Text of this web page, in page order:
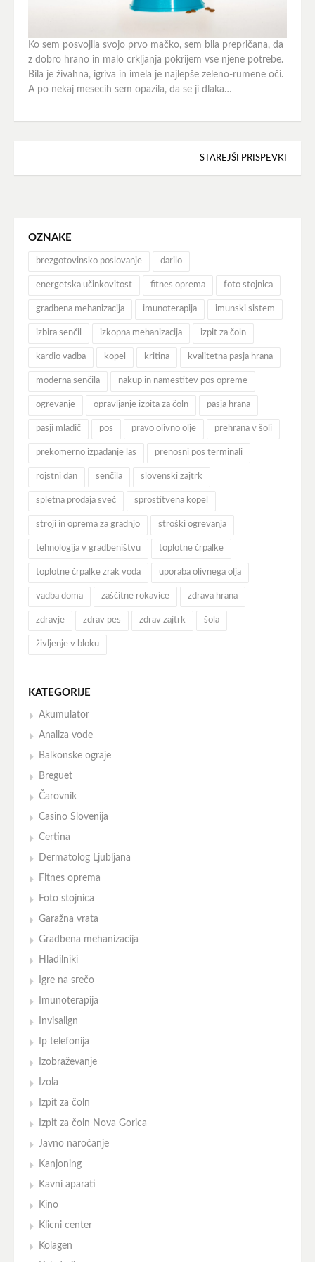
Ko sem posvojila svojo prvo mačko, sem bila prepričana, da
z dobro hrano in malo crkljanja pokrijem vse njene potrebe.
Bila je živahna, igriva in imela je najlepše zeleno-rumene oči.
A po nekaj mesecih sem opazila, da se ji dlaka…
STAREJŠI PRISPEVKI
OZNAKE
brezgotovinsko poslovanje darilo
energetska učinkovitost fitnes oprema foto stojnica
gradbena mehanizacija imunoterapija imunski sistem
izbira senčil izkopna mehanizacija izpit za čoln
kardio vadba kopel kritina kvalitetna pasja hrana
moderna senčila nakup in namestitev pos opreme
ogrevanje opravljanje izpita za čoln pasja hrana
pasji mladič pos pravo olivno olje prehrana v šoli
prekomerno izpadanje las prenosni pos terminali
rojstni dan senčila slovenski zajtrk
spletna prodaja sveč sprostitvena kopel
stroji in oprema za gradnjo stroški ogrevanja
tehnologija v gradbeništvu toplotne črpalke
toplotne črpalke zrak voda uporaba olivnega olja
vadba doma zaščitne rokavice zdrava hrana
zdravje zdrav pes zdrav zajtrk šola
življenje v bloku
KATEGORIJE
Akumulator
Analiza vode
Balkonske ograje
Breguet
Čarovnik
Casino Slovenija
Certina
Dermatolog Ljubljana
Fitnes oprema
Foto stojnica
Garažna vrata
Gradbena mehanizacija
Hladilniki
Igre na srečo
Imunoterapija
Invisalign
Ip telefonija
Izobraževanje
Izola
Izpit za čoln
Izpit za čoln Nova Gorica
Javno naročanje
Kanjoning
Kavni aparati
Kino
Klicni center
Kolagen